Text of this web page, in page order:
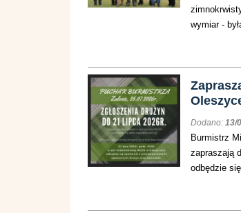
wymiar -
Dodano:13/
Burmistrz
zapraszają
odbędzie